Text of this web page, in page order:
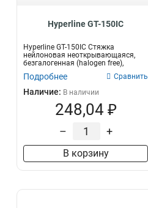
Hyperline GT-150IC
Hyperline GT-150IC Стяжка
нейлоновая неоткрывающаяся,
безгалогенная (halogen free),
150x3.6мм,...
Подробнее Сравнить
Наличие: В наличии
248,04 ₽
– +
В корзину